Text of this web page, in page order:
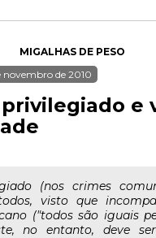
MIGALHAS DE PESO
novembro de 2010
e
(nos crimes
visto que
("todos são iguais
no entanto, deve